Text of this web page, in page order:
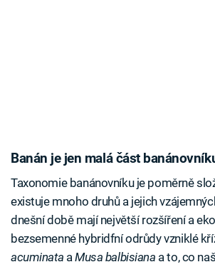
Banán je jen malá část
Taxonomie banánovníku je poměrně
existuje mnoho druhů a jejich
dnešní době mají největší rozšíření a
bezsemenné hybridfní odrůdy vzniklé
acuminata a Musa balbisiana a to, co